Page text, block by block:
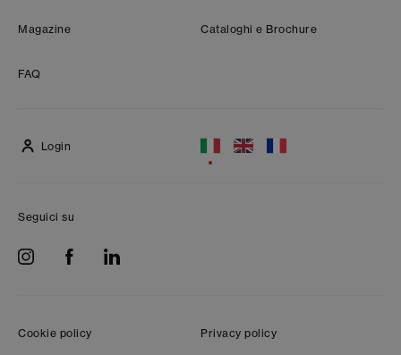
Magazine Cataloghi e Brochure
FAQ
Login
Seguici su
Cookie policy Privacy policy